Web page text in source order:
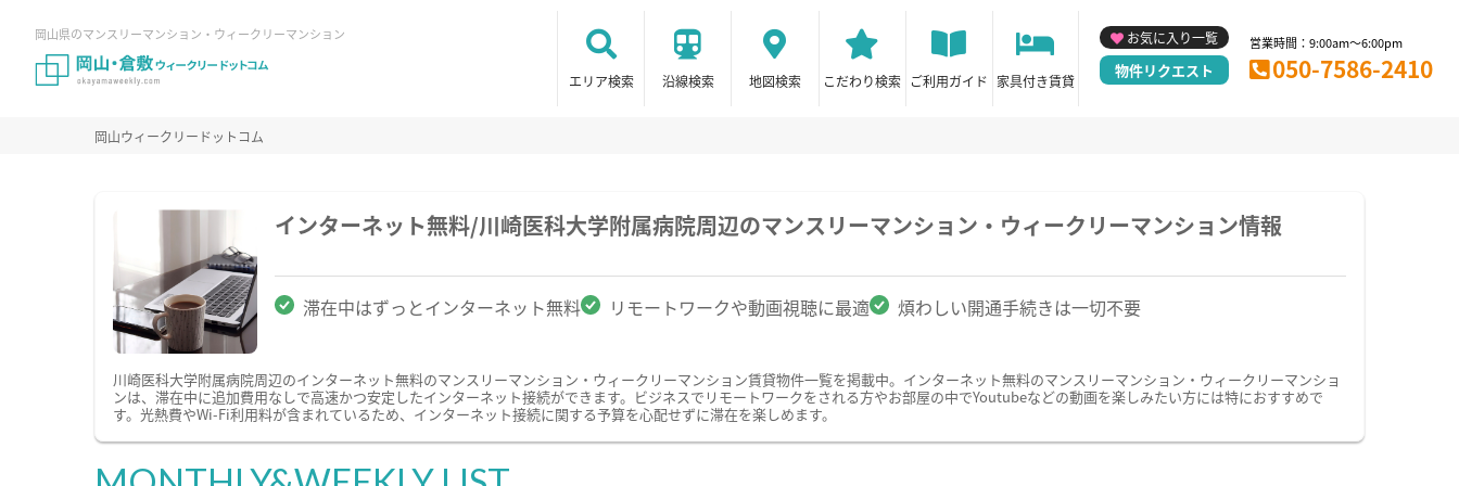
岡山県のマンスリーマンション・ウィークリーマンション
エリア検索 沿線検索 地図検索 こだわり検索 ご利用ガイド 家具付き賃貸
お気に入り一覧
物件リクエスト
営業時間：9:00am～6:00pm
050-7586-2410
岡山ウィークリードットコム
インターネット無料/川崎医科大学附属病院周辺のマンスリーマンション・ウィークリーマンション情報
滞在中はずっとインターネット無料 リモートワークや動画視聴に最適 煩わしい開通手続きは一切不要
川崎医科大学附属病院周辺のインターネット無料のマンスリーマンション・ウィークリーマンション賃貸物件一覧を掲載中。インターネット無料のマンスリーマンション・ウィークリーマンショ
ンは、滞在中に追加費用なしで高速かつ安定したインターネット接続ができます。ビジネスでリモートワークをされる方やお部屋の中でYoutubeなどの動画を楽しみたい方には特におすすめで
す。光熱費やWi-Fi利用料が含まれているため、インターネット接続に関する予算を心配せずに滞在を楽しめます。